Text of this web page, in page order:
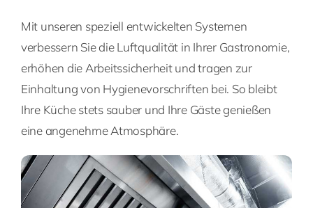
Mit unseren speziell entwickelten Systemen
verbessern Sie die Luftqualität in Ihrer Gastronomie,
erhöhen die Arbeitssicherheit und tragen zur
Einhaltung von Hygienevorschriften bei. So bleibt
Ihre Küche stets sauber und Ihre Gäste genießen
eine angenehme Atmosphäre.